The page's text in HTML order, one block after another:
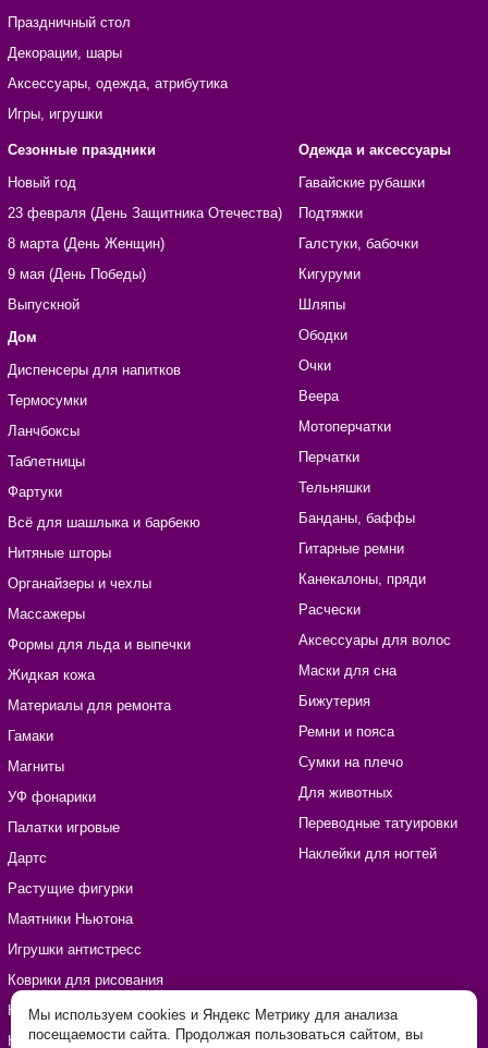
Праздничный стол
Декорации, шары
Аксессуары, одежда, атрибутика
Игры, игрушки
Сезонные праздники
Новый год
23 февраля (День Защитника Отечества)
8 марта (День Женщин)
9 мая (День Победы)
Выпускной
Дом
Диспенсеры для напитков
Термосумки
Ланчбоксы
Таблетницы
Фартуки
Всё для шашлыка и барбекю
Нитяные шторы
Органайзеры и чехлы
Массажеры
Формы для льда и выпечки
Жидкая кожа
Материалы для ремонта
Гамаки
Магниты
УФ фонарики
Палатки игровые
Дартс
Растущие фигурки
Маятники Ньютона
Игрушки антистресс
Коврики для рисования
Наборы для рукоделия
Наклейки виниловые
Одежда и аксессуары
Гавайские рубашки
Подтяжки
Галстуки, бабочки
Кигуруми
Шляпы
Ободки
Очки
Веера
Мотоперчатки
Перчатки
Тельняшки
Банданы, баффы
Гитарные ремни
Канекалоны, пряди
Расчески
Аксессуары для волос
Маски для сна
Бижутерия
Ремни и пояса
Сумки на плечо
Для животных
Переводные татуировки
Наклейки для ногтей
Мы используем cookies и Яндекс Метрику для анализа
посещаемости сайта. Продолжая пользоваться сайтом, вы